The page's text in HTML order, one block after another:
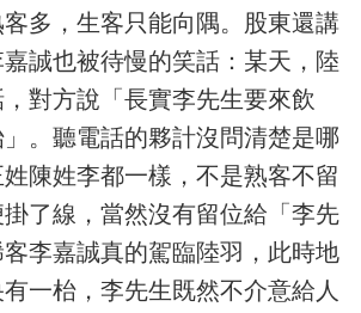
多，生客只能向隅。股東還講
誠也被待慢的笑話：某天，陸
對方說「長實李先生要來飲
。聽電話的夥計沒問清楚是哪
陳姓李都一樣，不是熟客不留
了線，當然沒有留位給「李先
李嘉誠真的駕臨陸羽，此時地
一枱，李先生既然不介意給人